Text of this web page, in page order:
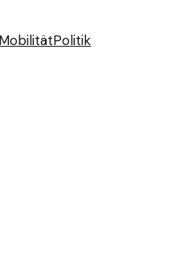
MobilitätPolitik